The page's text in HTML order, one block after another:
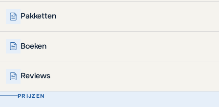
Pakketten
Boeken
Reviews
PRIJZEN